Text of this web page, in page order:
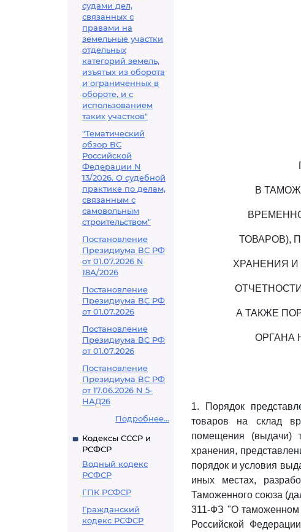
судами дел,
связанных с
правами на
земельные участки
отдельных
категорий земель,
изъятых из оборота
и ограниченных в
обороте, и с
использованием
таких участков"
"Тематический
обзор ВС
Российской
Федерации N
13/2026. О судебной
практике по делам,
связанным с
самовольным
строительством"
Постановление
Президиума ВС РФ
от 01.07.2026 N
18А/2026
Постановление
Президиума ВС РФ
от 01.07.2026
Постановление
Президиума ВС РФ
от 01.07.2026
Постановление
Президиума ВС РФ
от 17.06.2026 N 5-
НАД26
Подробнее...
Кодексы СССР и
РСФСР
Водный кодекс
РСФСР
ГПК РСФСР
Гражданский
кодекс РСФСР
В
ТОВАРОВ),
ХРАНЕНИЯ И
А ТАКЖЕ
ОРГАНА
1. Порядок
товаров на склад
помещения (выдачи)
хранения,
порядок и условия
иных местах,
Таможенного союза
311-ФЗ "О таможенном
Российской